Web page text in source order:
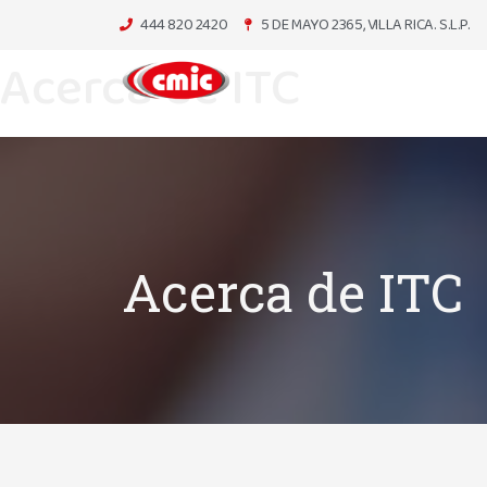
444 820 2420 5 DE MAYO 2365, VILLA RICA. S.L.P.
Acerca de ITC
Acerca de ITC